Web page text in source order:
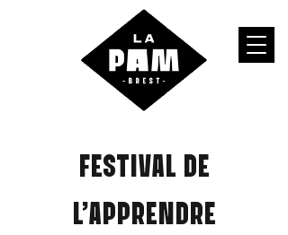
festival de
l'apprendre